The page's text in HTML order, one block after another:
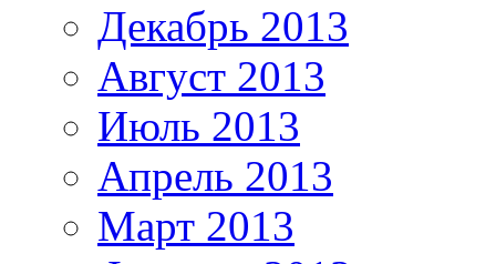
Декабрь 2013
Август 2013
Июль 2013
Апрель 2013
Март 2013